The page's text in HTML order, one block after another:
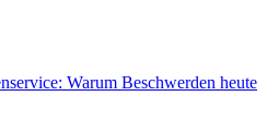
Warum Beschwerden heute